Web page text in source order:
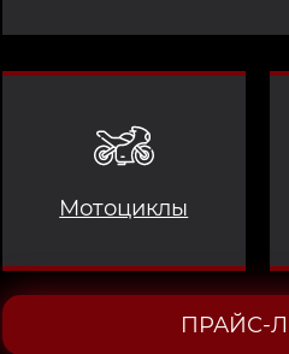
Мотоциклы
ПРАЙС-